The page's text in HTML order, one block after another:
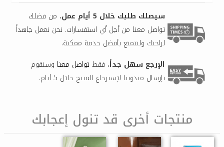
سيصلك طلبك خلال 5 أيام عمل.
من فضلك
تواصل معنا من أجل أي استفسارات. نحن نعمل جاهداً
لراحتك ولتتمتع بأفضل خدمة ممكنة.
الإرجع سهل جداً، فقط تواصل معنا وسنقوم
بإرسال مندوبنا لإسترجاع المنتج خلال 5 أيام.
منتجات أخرى قد تنول إعجابك